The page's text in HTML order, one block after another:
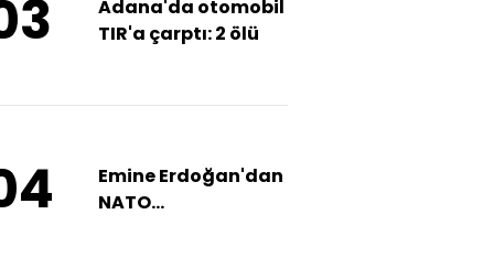
Adana'da otomobil
TIR'a çarptı: 2 ölü
Emine Erdoğan'dan
NATO